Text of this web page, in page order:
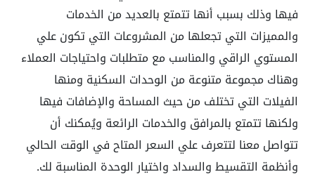
فيها وذلك بسبب أنها تتمتع بالعديد من الخدمات
والمميزات التي تجعلها من المشروعات التي تكون علي
المستوي الراقي والمناسب مع متطلبات واحتياجات العملاء
وهناك مجموعة متنوعة من الوحدات السكنية ومنها
الفيلات التي تختلف من حيث المساحة والإضافات فيها
ولكنها تتمتع بالمرافق والخدمات الرائعة ويُمكنك أن
تتواصل معنا لتتعرف علي السعر المتاح في الوقت الحالي
وأنظمة التقسيط والسداد واختيار الوحدة المناسبة لك.